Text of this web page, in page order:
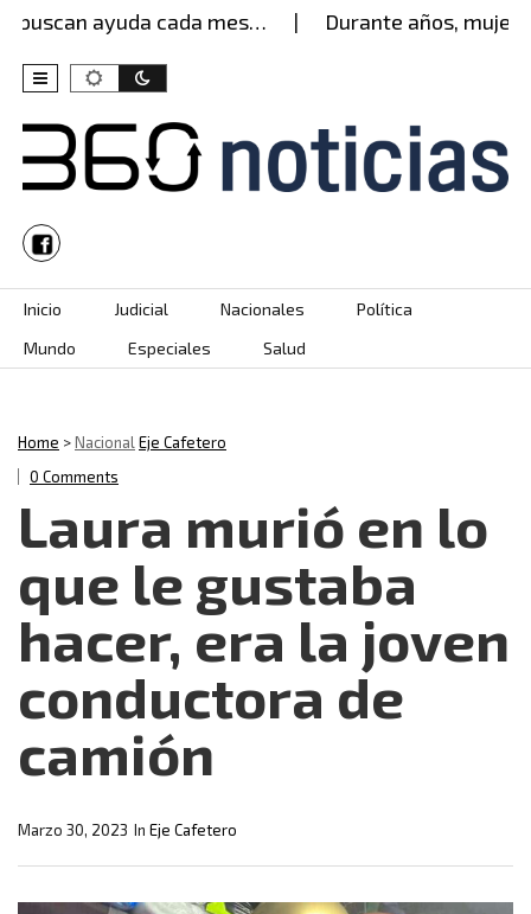
ayuda cada mes… Durante años, mujer
Skip to content
Inicio Judicial Nacionales
Política
Mundo
Especiales Salud
Home >NacionalEje Cafetero
0 Comments
Laura murió en lo
que le gustaba
hacer, era la joven
conductora de
camión
In Eje Cafetero
Marzo 30, 2023